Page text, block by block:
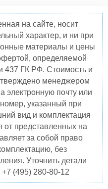
на сайте, носит
характер, и ни при
материалы и цены
определяемой
437 ГК РФ. Стоимость и
менеджером
электронную почту или
указанный при
вид и комплектация
от представленных на
за собой право
без
Уточнить детали
(495) 280-80-12